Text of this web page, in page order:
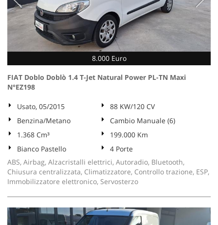
8.000 Euro
FIAT Doblo Doblò 1.4 T-Jet Natural Power PL-TN Maxi
N°EZ198
Usato, 05/2015
88 KW/120 CV
Benzina/Metano
Cambio Manuale (6)
1.368 Cm³
199.000 Km
Bianco Pastello
4 Porte
ABS, Airbag, Alzacristalli elettrici, Autoradio, Bluetooth,
Chiusura centralizzata, Climatizzatore, Controllo trazione, ESP,
Immobilizzatore elettronico, Servosterzo